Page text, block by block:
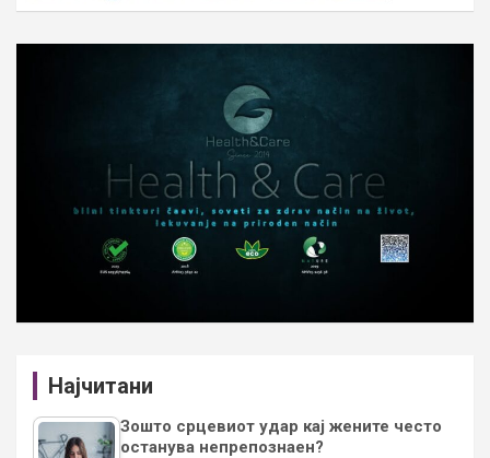
Најчитани
Зошто срцевиот удар кај жените често
останува непрепознаен?